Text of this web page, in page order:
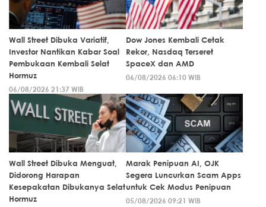
Wall Street Dibuka Variatif,
Investor Nantikan Kabar Soal
Pembukaan Kembali Selat
Hormuz
06/08/2026 21:37 WIB
Dow Jones Kembali Cetak
Rekor, Nasdaq Terseret
SpaceX dan AMD
06/08/2026 06:10 WIB
Wall Street Dibuka Menguat,
Didorong Harapan
Kesepakatan Dibukanya Selat
Hormuz
Marak Penipuan AI, OJK
Segera Luncurkan Scam Apps
untuk Cek Modus Penipuan
05/08/2026 09:21 WIB